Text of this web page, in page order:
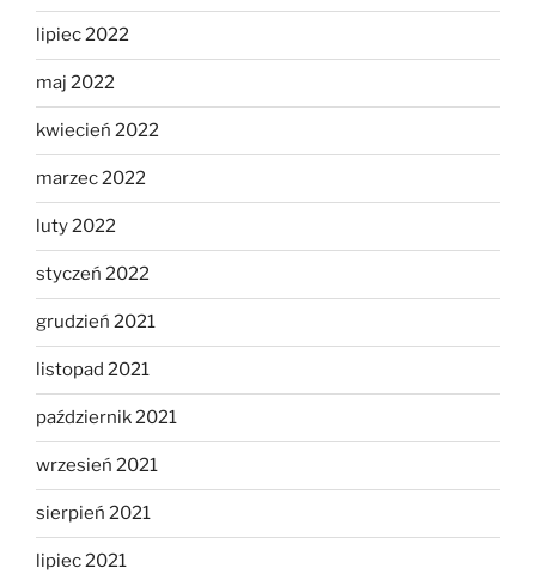
lipiec 2022
maj 2022
kwiecień 2022
marzec 2022
luty 2022
styczeń 2022
grudzień 2021
listopad 2021
październik 2021
wrzesień 2021
sierpień 2021
lipiec 2021